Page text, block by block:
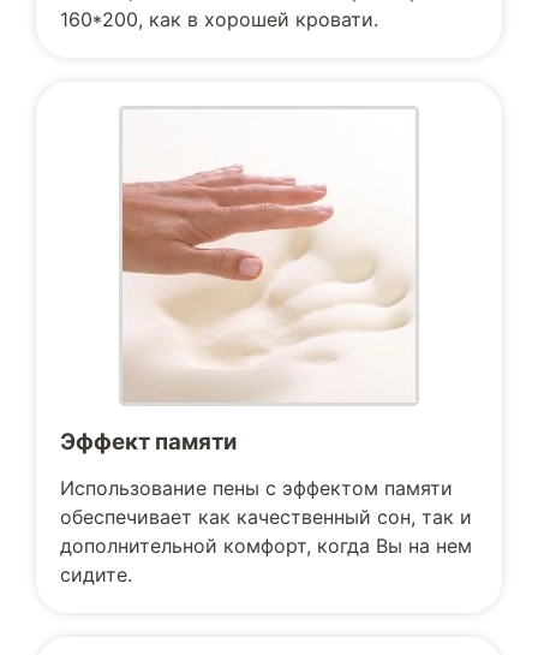
160*200, как в хорошей кровати.
Эффект памяти
Использование пены с эффектом памяти
обеспечивает как качественный сон, так и
дополнительной комфорт, когда Вы на нем
сидите.